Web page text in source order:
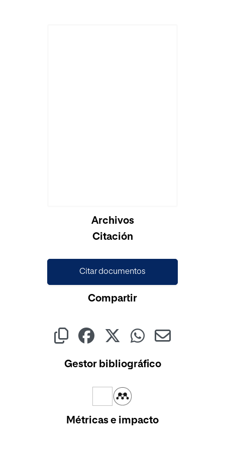
Archivos
Citación
Citar documentos
Compartir
Gestor bibliográfico
Métricas e impacto